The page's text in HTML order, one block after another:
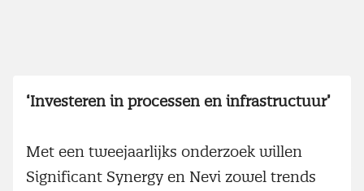
‘Investeren in processen en infrastructuur’
Met een tweejaarlijks onderzoek willen
Significant Synergy en Nevi zowel trends